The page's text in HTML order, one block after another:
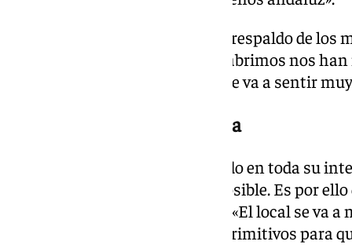
«Ya estoy notando el afecto y el respaldo de los
días que se ha publicado que reabrimos nos
a esta cafetería. El malagueño se va a sentir
Reformas y fecha de apertura
Como ha repetido el entrevistado en toda su
su esencia en la medida de lo posible. Es por
«obra», sino de «lavado de cara». «El local se va
vamos a recuperar elementos primitivos para